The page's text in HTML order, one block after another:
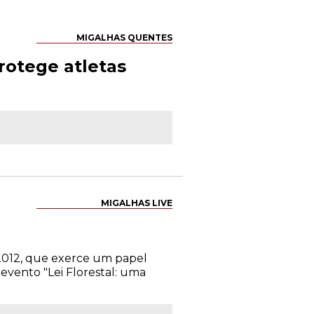
MIGALHAS QUENTES
atletas
MIGALHAS LIVE
que exerce um papel
"Lei Florestal: uma